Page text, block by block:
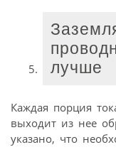
лучше
Каждая порция
выходит из нее
указано, что